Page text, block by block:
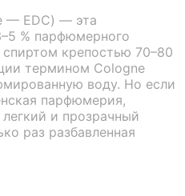
— EDC) — эта
% парфюмерного
спиртом крепостью 70–80
термином Cologne
воду. Но если
парфюмерия,
и прозрачный
раз разбавленная